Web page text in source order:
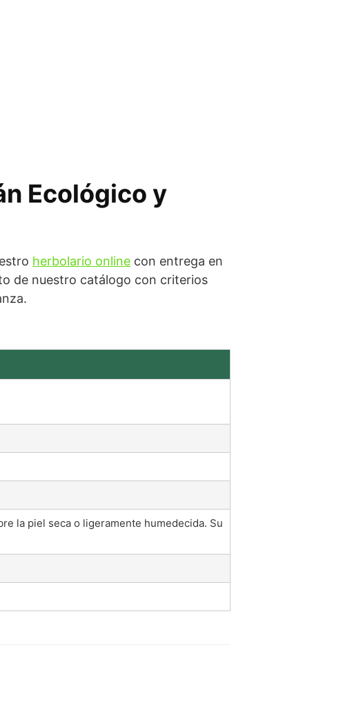
Ecológico y
herbolario online con entrega en
de nuestro catálogo con criterios
la piel seca o ligeramente humedecida. Su